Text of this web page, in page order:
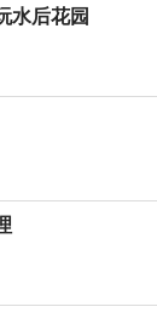
水后花园